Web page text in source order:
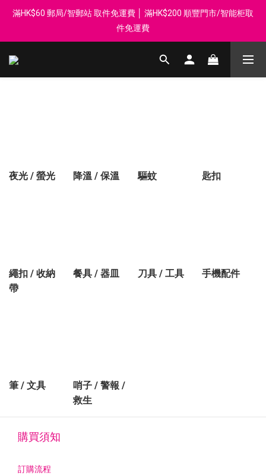
登記會員享每$50回贈$1 │ 滿HK$899 送 N-rit Campack Towel 吸
汗毛巾 韓國制 送完即止
滿HK$60 郵局/智郵站 取件免運費 │ 滿HK$200 順豐門市/智能柜取
件免運費
Whatsapp 98569349 │ 歡迎團體採購, 報價查詢, 接受採購卡
夜光 / 螢光 降溫 / 保溫 驅蚊 匙扣
繩扣 / 收納
帶
餐具 / 器皿 刀具 / 工具 手機配件
筆 / 文具
哨子 / 警報 /
救生
購買須知
訂購流程